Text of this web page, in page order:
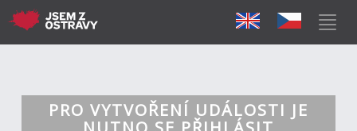
PRO VYTVOŘENÍ UDÁLOSTI JE